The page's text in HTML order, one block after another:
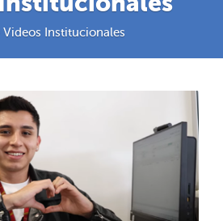
Videos Institucionales